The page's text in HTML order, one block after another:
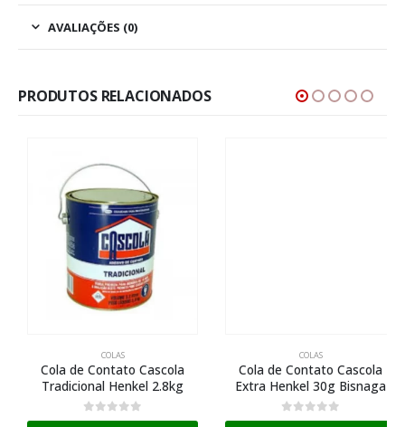
AVALIAÇÕES (0)
PRODUTOS RELACIONADOS
COLAS
Cola de Contato Cascola
Tradicional Henkel 2.8kg
0de 5
COLAS
Cola de Contato Cascola
Extra Henkel 30g Bisnaga
0de 5